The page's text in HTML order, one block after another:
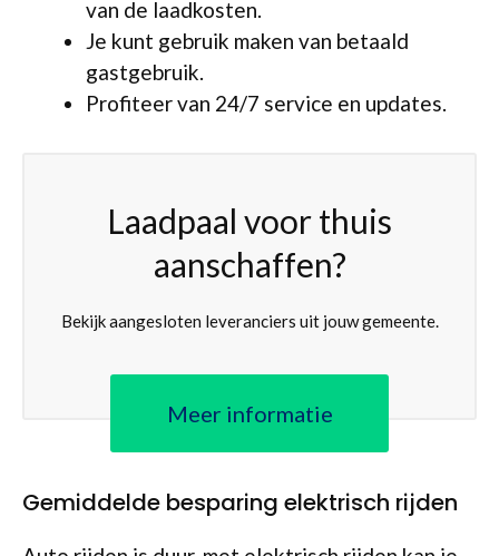
van de laadkosten.
Je kunt gebruik maken van betaald
gastgebruik.
Profiteer van 24/7 service en updates.
Laadpaal voor thuis
aanschaffen?
Bekijk aangesloten leveranciers uit jouw gemeente.
Meer informatie
Gemiddelde besparing elektrisch rijden